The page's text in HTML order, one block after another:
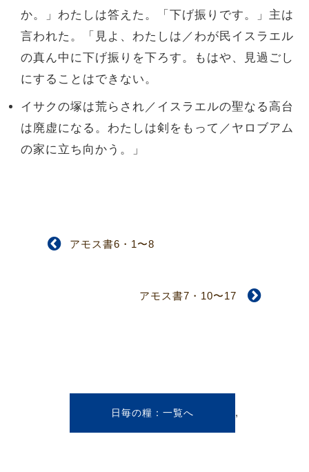
か。」わたしは答えた。「下げ振りです。」主は
言われた。「見よ、わたしは／わが民イスラエル
の真ん中に下げ振りを下ろす。もはや、見過ごし
にすることはできない。
イサクの塚は荒らされ／イスラエルの聖なる高台
は廃虚になる。わたしは剣をもって／ヤロブアム
の家に立ち向かう。」
アモス書6・1〜8
アモス書7・10〜17
日毎の糧 ,